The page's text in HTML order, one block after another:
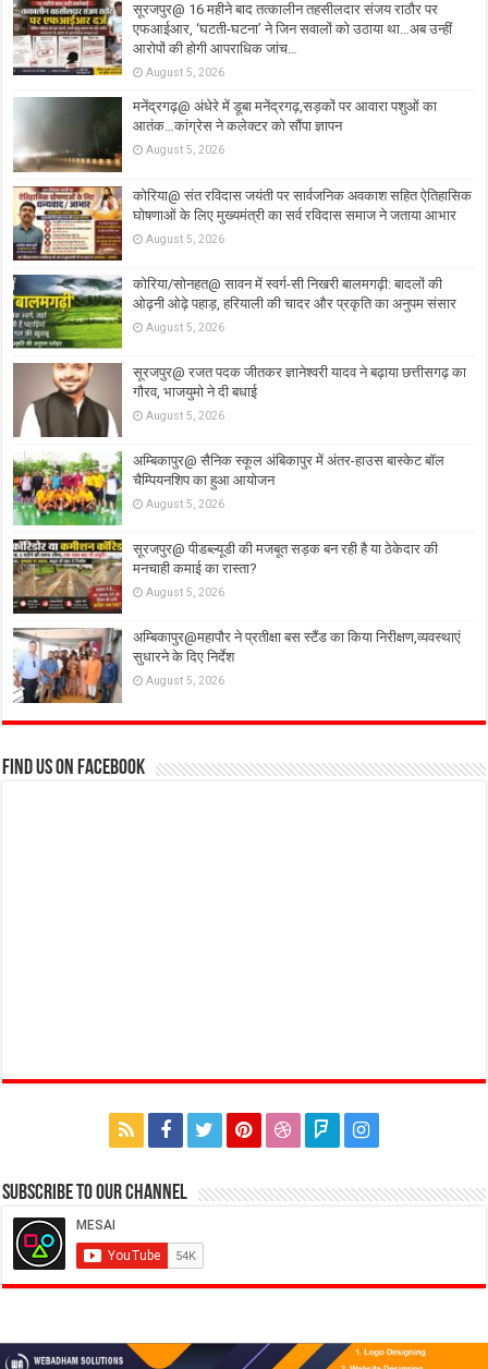
सूरजपुर@ 16 महीने बाद तत्कालीन तहसीलदार संजय राठौर पर
एफआईआर, ‘घटती-घटना’ ने जिन सवालों को उठाया था…अब उन्हीं
आरोपों की होगी आपराधिक जांच…
August 5, 2026
मनेंद्रगढ़@ अंधेरे में डूबा मनेंद्रगढ़,सड़कों पर आवारा पशुओं का
आतंक…कांग्रेस ने कलेक्टर को सौंपा ज्ञापन
August 5, 2026
कोरिया@ संत रविदास जयंती पर सार्वजनिक अवकाश सहित ऐतिहासिक
घोषणाओं के लिए मुख्यमंत्री का सर्व रविदास समाज ने जताया आभार
August 5, 2026
कोरिया/सोनहत@ सावन में स्वर्ग-सी निखरी बालमगढ़ी: बादलों की
ओढ़नी ओढ़े पहाड़, हरियाली की चादर और प्रकृति का अनुपम संसार
August 5, 2026
सूरजपुर@ रजत पदक जीतकर ज्ञानेश्वरी यादव ने बढ़ाया छत्तीसगढ़ का
गौरव, भाजयुमो ने दी बधाई
August 5, 2026
अम्बिकापुर@ सैनिक स्कूल अंबिकापुर में अंतर-हाउस बास्केट बॉल
चैम्पियनशिप का हुआ आयोजन
August 5, 2026
सूरजपुर@ पीडब्ल्यूडी की मजबूत सड़क बन रही है या ठेकेदार की
मनचाही कमाई का रास्ता?
August 5, 2026
अम्बिकापुर@महापौर ने प्रतीक्षा बस स्टैंड का किया निरीक्षण,व्यवस्थाएं
सुधारने के दिए निर्देश
August 5, 2026
Find us on Facebook
Subscribe to our Channel